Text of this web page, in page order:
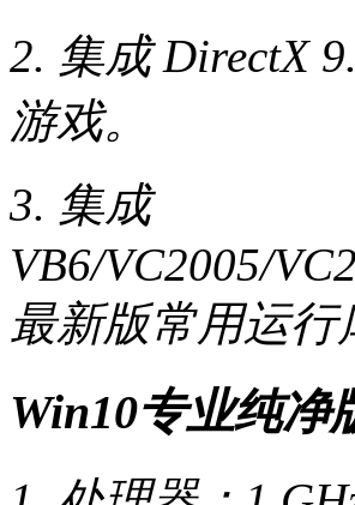
2. 集成 DirectX
游戏。
3. 集成
VB6/VC2005/
最新版常用运行
Win10专业纯净